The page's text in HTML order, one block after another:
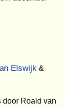
Elswijk &
door Roald van